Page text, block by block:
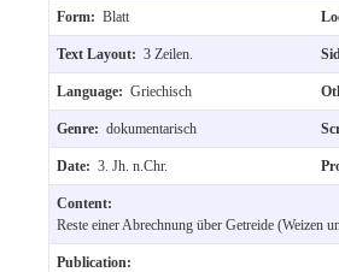
Form: Blatt
Text Layout: 3 Zeilen.
Language: Griechisch
Genre: dokumentarisch
Date: 3. Jh. n.Chr.
Content:
Reste einer Abrechnung über Getreide (Weizen
Publication: